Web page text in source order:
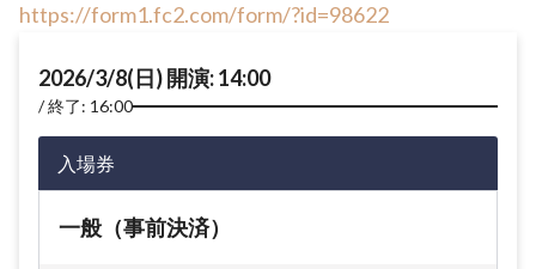
https://form1.fc2.com/form/?id=98622
2026/3/8(日) 開演: 14:00
終了: 16:00
入場券
一般（事前決済）